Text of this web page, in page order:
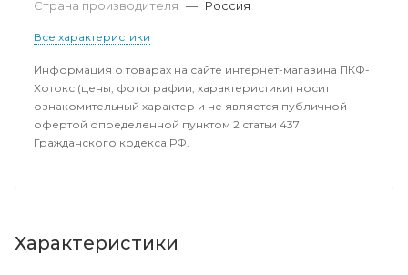
Страна производителя — Россия
Все характеристики
Информация о товарах на сайте интернет-магазина ПКФ-
Хотокс (цены, фотографии, характеристики) носит
ознакомительный характер и не является публичной
офертой определенной пунктом 2 статьи 437
Гражданского кодекса РФ.
Характеристики